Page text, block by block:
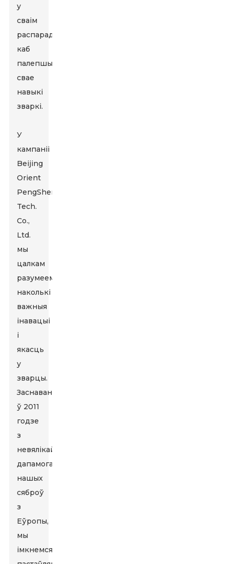
у
сваім
распараджэнні,
каб
палепшыць
свае
навыкі
зваркі.
У
кампаніі
Beijing
Orient
PengSheng
Tech.
Co.,
Ltd.
мы
цалкам
разумеем,
наколькі
важныя
інавацыі
і
якасць
у
зварцы.
Заснаваная
ў 2011
годзе
з
невялікай
дапамогай
нашых
сяброў
з
Еўропы,
мы
імкнемся